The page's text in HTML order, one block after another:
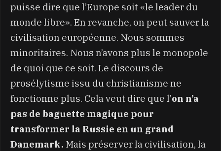
puisse dire que l’Europe soit «le leader du
monde libre». En revanche, on peut sauver la
civilisation européenne. Nous sommes
minoritaires. Nous n’avons plus le monopole
de quoi que ce soit. Le discours de
prosélytisme issu du christianisme ne
fonctionne plus. Cela veut dire que l’on n’a
pas de baguette magique pour
transformer la Russie en un grand
Danemark. Mais préserver la civilisation, la